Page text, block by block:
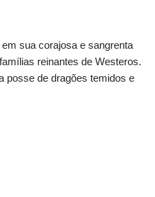
sua corajosa e sangrenta
reinantes de Westeros.
posse de dragões temidos e